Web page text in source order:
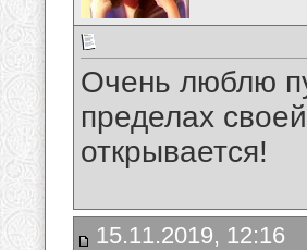
Очень люблю
пределах
открывается!
15.11.2019, 12:16